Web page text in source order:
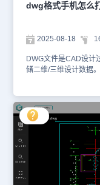
dwg格式手机怎么
2025-08-18
DWG文件是CAD设计
储二维/三维设计数据
DWG文件用手机打开
APP（1）打开应用商
应用宝等搜索【浩辰
辰CAD看图王】。（
公司”（官方正版）。
CAD看图王APP，点
文件。（2）云端文件
内的DWG文件（免下